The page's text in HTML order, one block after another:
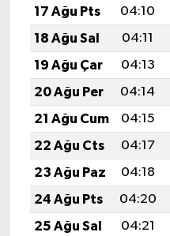
17 Ağu Pts
04:10
18 Ağu Sal
04:11
19 Ağu Çar
04:13
20 Ağu Per
04:14
21 Ağu Cum
04:15
22 Ağu Cts
04:17
23 Ağu Paz
04:18
24 Ağu Pts
04:20
25 Ağu Sal
04:21